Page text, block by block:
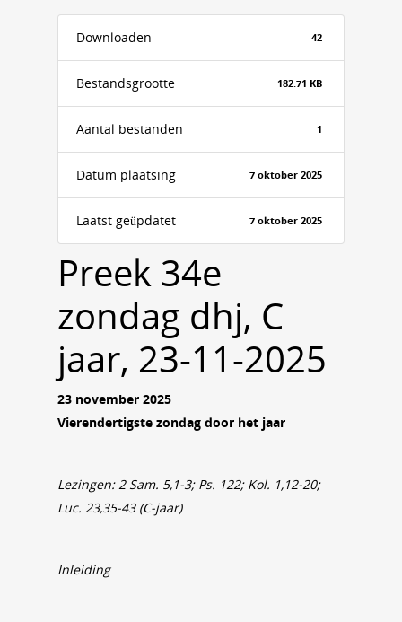
Downloaden 42
Bestandsgrootte 182.71 KB
Aantal bestanden 1
Datum plaatsing 7 oktober 2025
Laatst geüpdatet 7 oktober 2025
Preek 34e
zondag dhj, C
jaar, 23-11-2025
23 november 2025
Vierendertigste zondag door het jaar
Lezingen: 2 Sam. 5,1-3; Ps. 122; Kol. 1,12-20;
Luc. 23,35-43 (C-jaar)
Inleiding